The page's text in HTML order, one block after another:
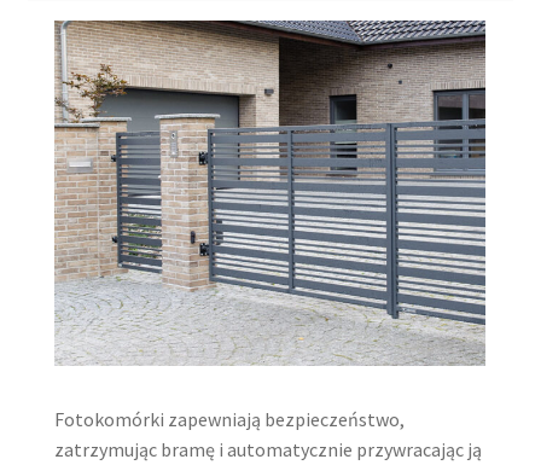
Fotokomórki zapewniają bezpieczeństwo,
zatrzymując bramę i automatycznie przywracając ją